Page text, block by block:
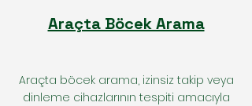
Araçta Böcek Arama
Araçta böcek arama, izinsiz takip veya
dinleme cihazlarının tespiti amacıyla